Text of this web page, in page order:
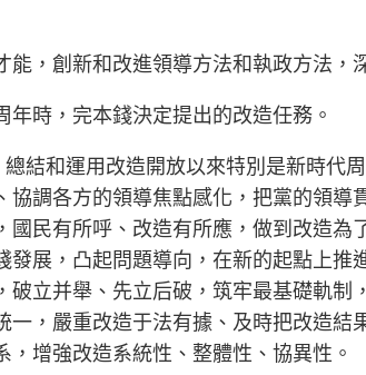
，創新和改進領導方法和執政方法，
時，完本錢決定提出的改造任務。
總結和運用改造開放以來特別是新時
調各方的領導焦點感化，把黨的領
民有所呼、改造有所應，做到改造
展，凸起問題導向，在新的起點上
立并舉、先立后破，筑牢最基礎軌
，嚴重改造于法有據、及時把改造
增強改造系統性、整體性、協異性。